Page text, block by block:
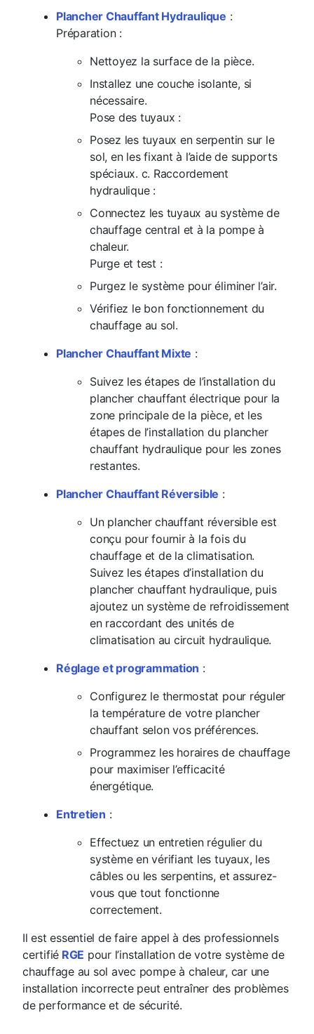
Plancher Chauffant Hydraulique :
Préparation :
Nettoyez la surface de la pièce.
Installez une couche isolante, si
nécessaire.
Pose des tuyaux :
Posez les tuyaux en serpentin sur le
sol, en les fixant à l’aide de supports
spéciaux. c. Raccordement
hydraulique :
Connectez les tuyaux au système de
chauffage central et à la pompe à
chaleur.
Purge et test :
Purgez le système pour éliminer l’air.
Vérifiez le bon fonctionnement du
chauffage au sol.
Plancher Chauffant Mixte :
Suivez les étapes de l’installation du
plancher chauffant électrique pour la
zone principale de la pièce, et les
étapes de l’installation du plancher
chauffant hydraulique pour les zones
restantes.
Plancher Chauffant Réversible :
Un plancher chauffant réversible est
conçu pour fournir à la fois du
chauffage et de la climatisation.
Suivez les étapes d’installation du
plancher chauffant hydraulique, puis
ajoutez un système de refroidissement
en raccordant des unités de
climatisation au circuit hydraulique.
Réglage et programmation :
Configurez le thermostat pour réguler
la température de votre plancher
chauffant selon vos préférences.
Programmez les horaires de chauffage
pour maximiser l’efficacité
énergétique.
Entretien :
Effectuez un entretien régulier du
système en vérifiant les tuyaux, les
câbles ou les serpentins, et assurez-
vous que tout fonctionne
correctement.
Il est essentiel de faire appel à des professionnels
certifié RGE pour l’installation de votre système de
chauffage au sol avec pompe à chaleur, car une
installation incorrecte peut entraîner des problèmes
de performance et de sécurité.